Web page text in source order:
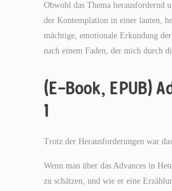
Obwohl das Thema herausfordernd
der Kontemplation in einer lauten,
mächtige, emotionale Erkundung
nach einem Faden, der mich durch
(E-Book, EPUB)
1
Trotz der Herausforderungen war
Wenn man über das Advances in
zu schätzen, und wie er eine